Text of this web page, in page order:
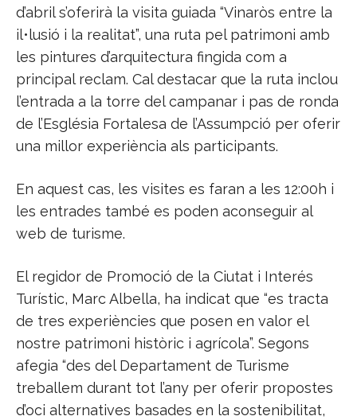
d’abril s’oferirà la visita guiada “Vinaròs entre la
il•lusió i la realitat”, una ruta pel patrimoni amb
les pintures d’arquitectura fingida com a
principal reclam. Cal destacar que la ruta inclou
l’entrada a la torre del campanar i pas de ronda
de l’Església Fortalesa de l’Assumpció per oferir
una millor experiència als participants.
En aquest cas, les visites es faran a les 12:00h i
les entrades també es poden aconseguir al
web de turisme.
El regidor de Promoció de la Ciutat i Interés
Turístic, Marc Albella, ha indicat que “es tracta
de tres experiències que posen en valor el
nostre patrimoni històric i agrícola”. Segons
afegia “des del Departament de Turisme
treballem durant tot l’any per oferir propostes
d’oci alternatives basades en la sostenibilitat,